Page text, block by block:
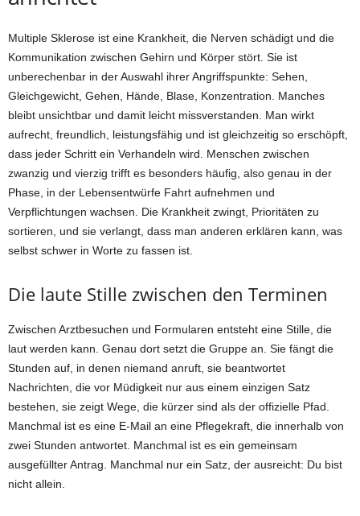
Multiple Sklerose ist eine Krankheit, die Nerven schädigt und die
Kommunikation zwischen Gehirn und Körper stört. Sie ist
unberechenbar in der Auswahl ihrer Angriffspunkte: Sehen,
Gleichgewicht, Gehen, Hände, Blase, Konzentration. Manches
bleibt unsichtbar und damit leicht missverstanden. Man wirkt
aufrecht, freundlich, leistungsfähig und ist gleichzeitig so erschöpft,
dass jeder Schritt ein Verhandeln wird. Menschen zwischen
zwanzig und vierzig trifft es besonders häufig, also genau in der
Phase, in der Lebensentwürfe Fahrt aufnehmen und
Verpflichtungen wachsen. Die Krankheit zwingt, Prioritäten zu
sortieren, und sie verlangt, dass man anderen erklären kann, was
selbst schwer in Worte zu fassen ist.
Die laute Stille zwischen den Terminen
Zwischen Arztbesuchen und Formularen entsteht eine Stille, die
laut werden kann. Genau dort setzt die Gruppe an. Sie fängt die
Stunden auf, in denen niemand anruft, sie beantwortet
Nachrichten, die vor Müdigkeit nur aus einem einzigen Satz
bestehen, sie zeigt Wege, die kürzer sind als der offizielle Pfad.
Manchmal ist es eine E-Mail an eine Pflegekraft, die innerhalb von
zwei Stunden antwortet. Manchmal ist es ein gemeinsam
ausgefüllter Antrag. Manchmal nur ein Satz, der ausreicht: Du bist
nicht allein.